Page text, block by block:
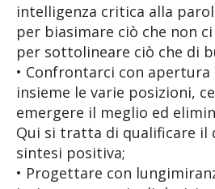
intelligenza critica alla
per biasimare ciò che non
per sottolineare ciò che di
• Confrontarci con
insieme le varie posizioni,
emergere il meglio ed
Qui si tratta di qualificare il
sintesi positiva;
• Progettare con